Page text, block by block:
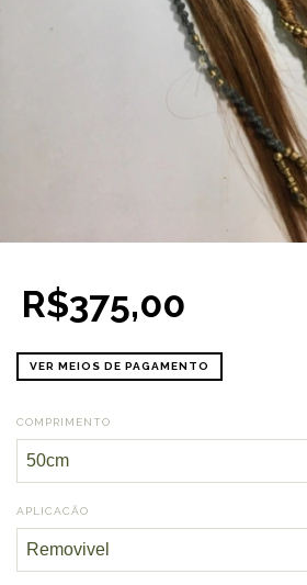
R$375,00
VER MEIOS DE PAGAMENTO
COMPRIMENTO
APLICACÃO